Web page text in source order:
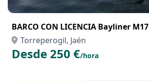
BARCO CON LICENCIA Bayliner M17
Torreperogil, Jaén
Desde 250 €/hora